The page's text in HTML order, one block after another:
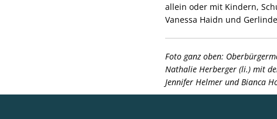
allein oder mit Kindern,
Vanessa Haidn und
Foto ganz oben:
Nathalie Herberger (li.) mit
Jennifer Helmer und Bianca